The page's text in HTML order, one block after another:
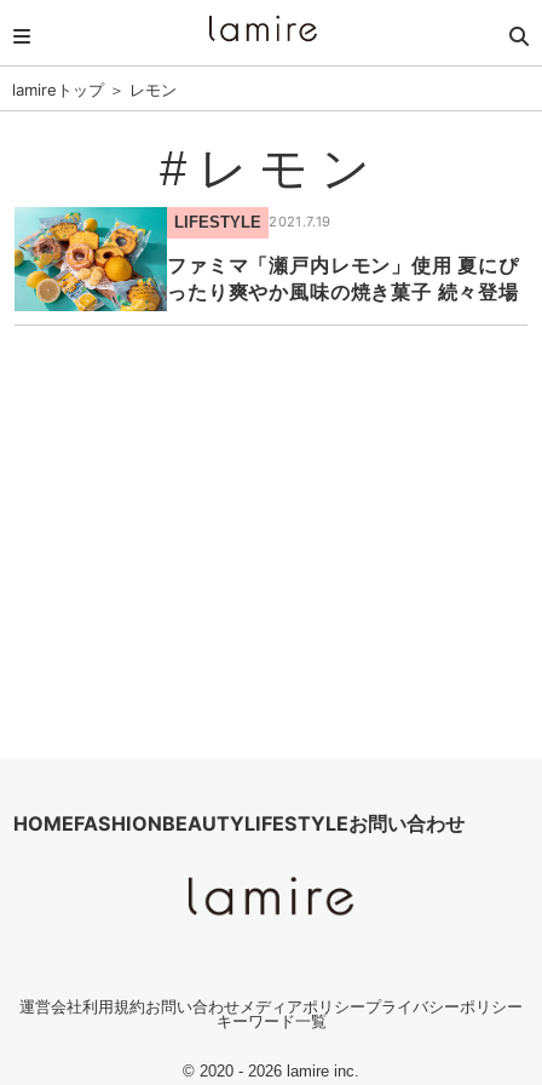
lamireトップ＞ レモン
#レモン
LIFESTYLE 2021.7.19
ファミマ「瀬戸内レモン」使用 夏にぴ
ったり爽やか風味の焼き菓子 続々登場
HOMEFASHIONBEAUTYLIFESTYLEお問い合わせ
運営会社利用規約お問い合わせメディアポリシープライバシーポリシー
キーワード一覧
© 2020 - 2026 lamire inc.